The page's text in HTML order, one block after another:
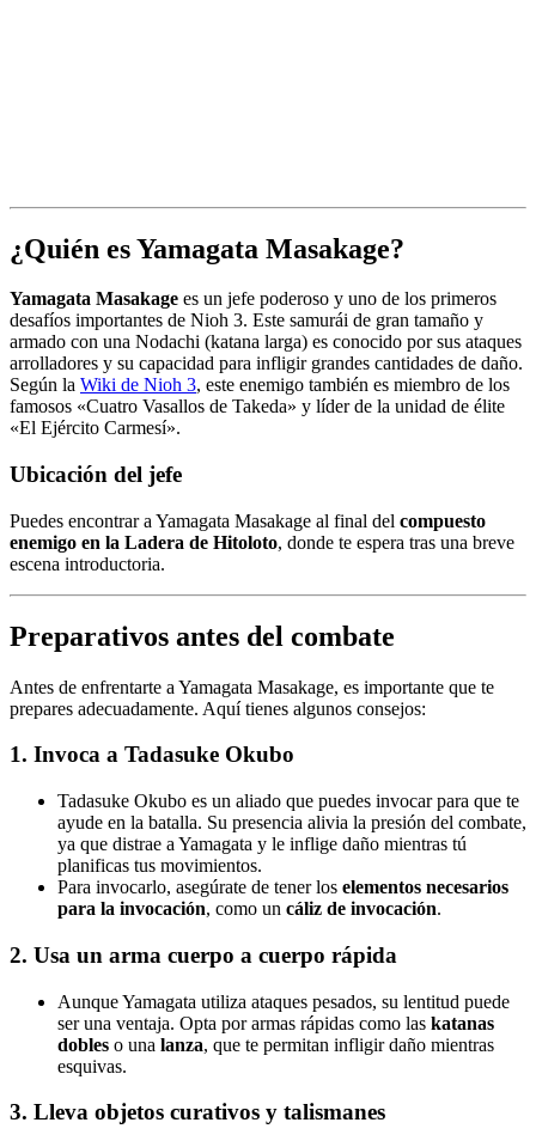
¿Quién es Yamagata Masakage?
Yamagata Masakage es un jefe poderoso y uno de los primeros
desafíos importantes de Nioh 3. Este samurái de gran tamaño y
armado con una Nodachi (katana larga) es conocido por sus ataques
arrolladores y su capacidad para infligir grandes cantidades de daño.
Según la Wiki de Nioh 3, este enemigo también es miembro de los
famosos «Cuatro Vasallos de Takeda» y líder de la unidad de élite
«El Ejército Carmesí».
Ubicación del jefe
Puedes encontrar a Yamagata Masakage al final del compuesto
enemigo en la Ladera de Hitoloto, donde te espera tras una breve
escena introductoria.
Preparativos antes del combate
Antes de enfrentarte a Yamagata Masakage, es importante que te
prepares adecuadamente. Aquí tienes algunos consejos:
1. Invoca a Tadasuke Okubo
Tadasuke Okubo es un aliado que puedes invocar para que te
ayude en la batalla. Su presencia alivia la presión del combate,
ya que distrae a Yamagata y le inflige daño mientras tú
planificas tus movimientos.
Para invocarlo, asegúrate de tener los elementos necesarios
para la invocación, como un cáliz de invocación.
2. Usa un arma cuerpo a cuerpo rápida
Aunque Yamagata utiliza ataques pesados, su lentitud puede
ser una ventaja. Opta por armas rápidas como las katanas
dobles o una lanza, que te permitan infligir daño mientras
esquivas.
3. Lleva objetos curativos y talismanes